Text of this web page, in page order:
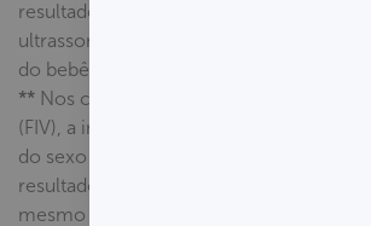
resultado inconclusivo, apenas o
ultrassom poderá confirmar o sexo
do bebê.
** Nos casos de Fertilização In Vitro
(FIV), a implantação de um embrião
do sexo masculino pode influenciar o
resultado dos demais embriões,
mesmo que este não se desenvolva.